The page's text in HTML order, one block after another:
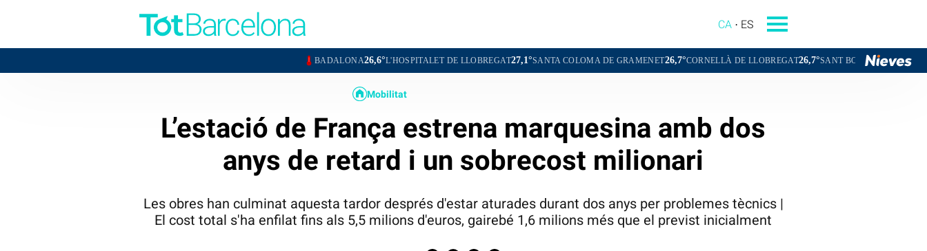
CA ES
26,6°L'HOSPITALET DE LLOBREGAT27,1°SANTA COLOMA DE GRAMENET26,7°CORNELLÀ DE LLOBREGAT 26,7°SANT BOI DE LLOBREGAT 26,7°SANT
Mobilitat
L’estació de França estrena marquesina amb dos
anys de retard i un sobrecost milionari
Les obres han culminat aquesta tardor després d'estar aturades durant dos anys per problemes tècnics |
El cost total s'ha enfilat fins als 5,5 milions d'euros, gairebé 1,6 milions més que el previst inicialment